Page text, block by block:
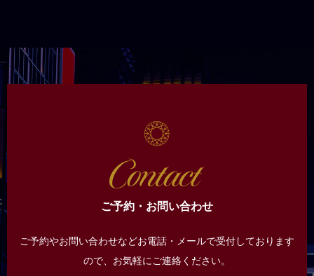
ご予約・お問い合わせ
ご予約やお問い合わせなどお電話・メールで受付しております
ので、 お気軽にご連絡ください。